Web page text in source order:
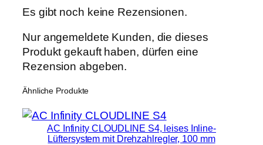
E
5
9
W
s
s
Es gibt noch keine Rezensionen.
Nur angemeldete Kunden, die dieses
Produkt gekauft haben, dürfen eine
Rezension abgeben.
Ähnliche Produkte
AC Infinity CLOUDLINE S4, leises Inline-
Lüftersystem mit Drehzahlregler, 100 mm